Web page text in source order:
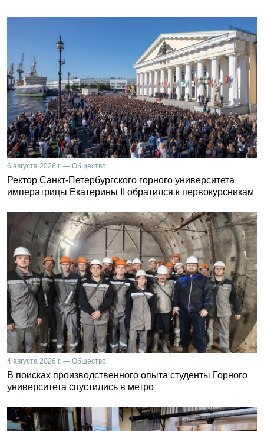
6 августа 2026 г. — Общество
Ректор Санкт-Петербургского горного университета
императрицы Екатерины II обратился к первокурсникам
4 августа 2026 г. — Общество
В поисках производственного опыта студенты Горного
университета спустились в метро